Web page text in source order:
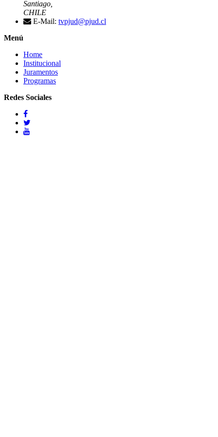
Santiago,
CHILE
E-Mail: tvpjud@pjud.cl
Menú
Home
Institucional
Juramentos
Programas
Redes Sociales